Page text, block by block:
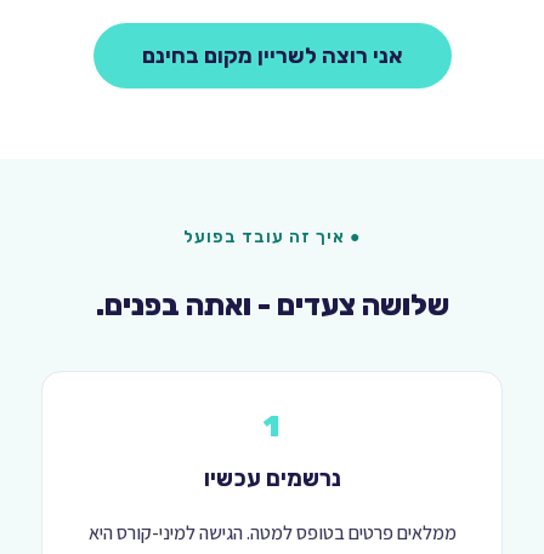
אני רוצה לשריין מקום בחינם
● איך זה עובד בפועל
שלושה צעדים - ואתה בפנים.
נרשמים עכשיו
ממלאים פרטים בטופס למטה. הגישה למיני-קורס היא